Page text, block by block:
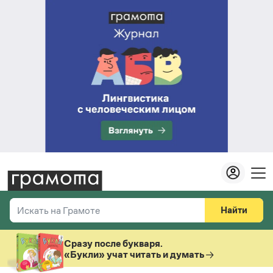
Искать на Грамоте
Справочная служба
Найти
Везде